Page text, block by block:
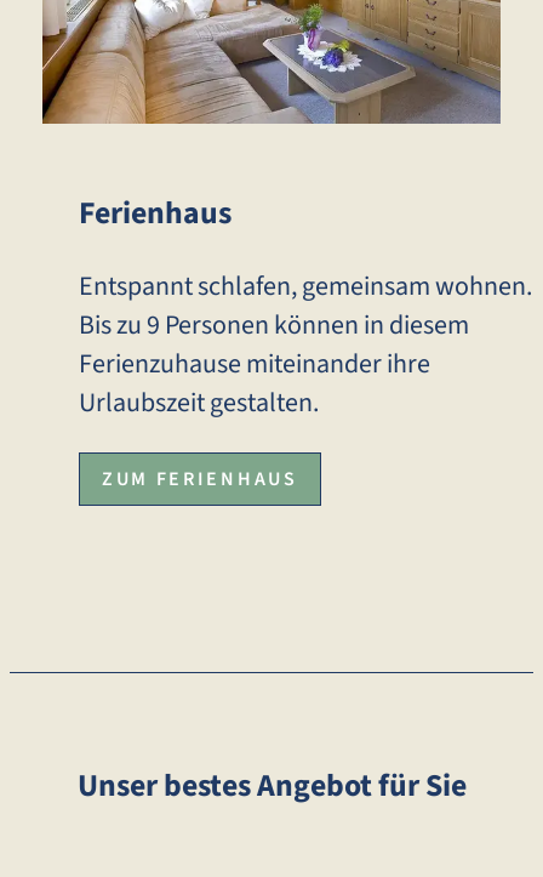
Ferienhaus
Entspannt schlafen, gemeinsam wohnen.
Bis zu 9 Personen können in diesem
Ferienzuhause miteinander ihre
Urlaubszeit gestalten.
ZUM FERIENHAUS
Unser bestes Angebot für Sie